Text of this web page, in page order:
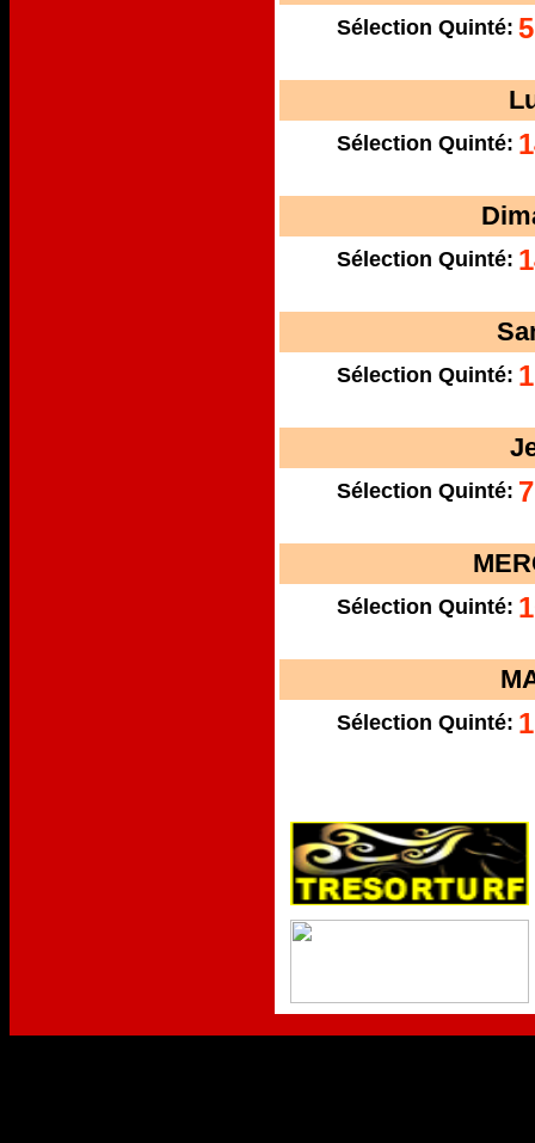
Sélection Quinté:
Sélection Quinté:
Sélection Quinté:
Sélection Quinté:
Sélection Quinté:
Sélection Quinté:
Sélection Quinté: